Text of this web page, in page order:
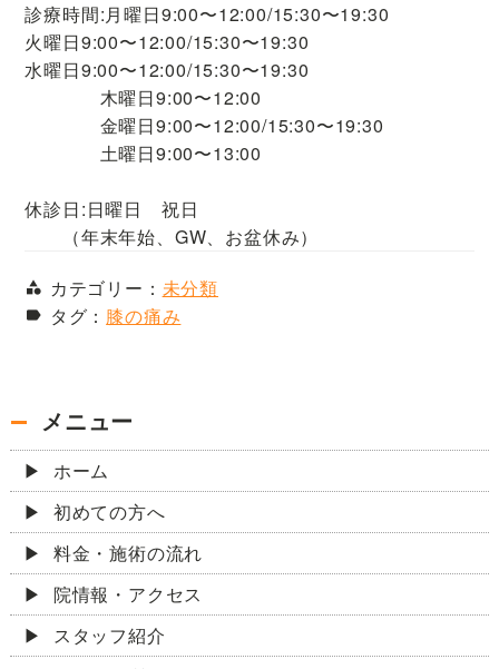
診療時間:月曜日9:00〜12:00/15:30〜19:30
火曜日9:00〜12:00/15:30〜19:30
水曜日9:00〜12:00/15:30〜19:30
木曜日9:00〜12:00
金曜日9:00〜12:00/15:30〜19:30
土曜日9:00〜13:00
休診日:日曜日 祝日
（年末年始、GW、お盆休み）
カテゴリー： 未分類
タグ： 膝の痛み
メニュー
ホーム
初めての方へ
料金・施術の流れ
院情報・アクセス
スタッフ紹介